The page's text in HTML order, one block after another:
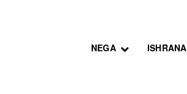
NEGA ISHRANA